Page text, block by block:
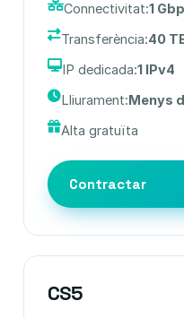
Connectivitat:1
Transferència:40
IP dedicada:1 IPv4
Lliurament:Menys
Alta gratuïta
Contractar
CS5